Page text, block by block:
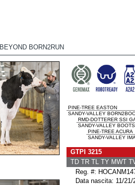
BEYOND BORN2RUN
PINE-TREE EASTON
SANDY-VALLEY
RMD-DOTTERER SSI
SANDY-VALLEY
PINE-TREE ACURA
SANDY-VALLEY
GTPI 3215
TD TR TL TY MWT
Reg. #:
Data nascita: 11/21/